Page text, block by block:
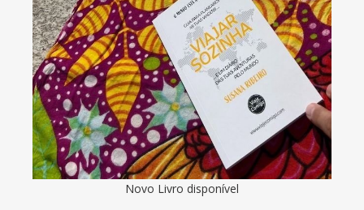
Novo Livro disponível